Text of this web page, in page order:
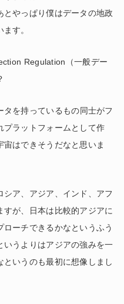
やっぱり僕はデータの地政
す。
Regulation（一般デー
を持っているもの同士がフ
プラットフォームとして作
はできそうだなと思いま
ア、アジア、インド、アフ
すが、日本は比較的アジアに
ーチできるかなというふう
いうよりはアジアの強みを一
いうのも最初に想像しまし